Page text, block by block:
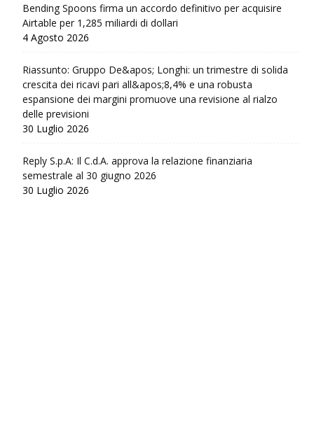
Bending Spoons firma un accordo definitivo per acquisire
Airtable per 1,285 miliardi di dollari
4 Agosto 2026
Riassunto: Gruppo De&apos; Longhi: un trimestre di solida
crescita dei ricavi pari all&apos;8,4% e una robusta
espansione dei margini promuove una revisione al rialzo
delle previsioni
30 Luglio 2026
Reply S.p.A: Il C.d.A. approva la relazione finanziaria
semestrale al 30 giugno 2026
30 Luglio 2026